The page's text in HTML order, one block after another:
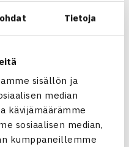
Tietoja
sisällön ja
median
kävijämäärämme
sosiaalisen median,
kumppaneillemme